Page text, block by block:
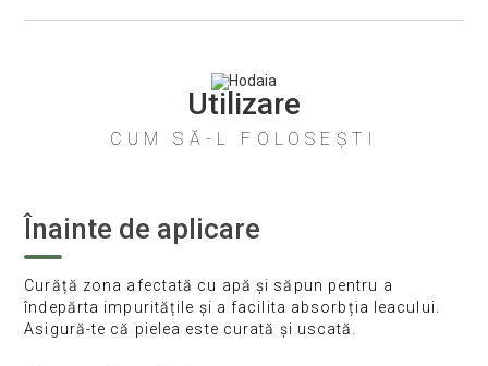
Utilizare
CUM SĂ-L FOLOSEȘTI
Înainte de aplicare
Curăță zona afectată cu apă și săpun pentru a
îndepărta impuritățile și a facilita absorbția leacului.
Asigură-te că pielea este curată și uscată.